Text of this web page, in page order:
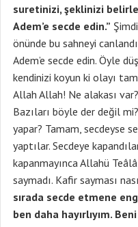
suretinizi, şeklinizi
Adem’e secde edin.”
önünde bu sahneyi
Adem’e secde edin. Öyle
kendinizi koyun ki olayı
Allah Allah! Ne alakası
Bazıları böyle der değil
yapar? Tamam, secdeyse
yaptılar. Secdeye
kapanmayınca Allahü
saymadı. Kafir sayması
sırada secde etmene
ben daha hayırlıyım.